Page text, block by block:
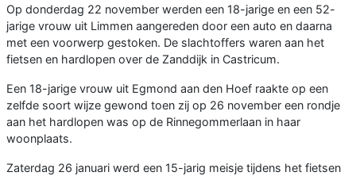
Op donderdag 22 november werden een 18-jarige en een 52-
jarige vrouw uit Limmen aangereden door een auto en daarna
met een voorwerp gestoken. De slachtoffers waren aan het
fietsen en hardlopen over de Zanddijk in Castricum.
Een 18-jarige vrouw uit Egmond aan den Hoef raakte op een
zelfde soort wijze gewond toen zij op 26 november een rondje
aan het hardlopen was op de Rinnegommerlaan in haar
woonplaats.
Zaterdag 26 januari werd een 15-jarig meisje tijdens het fietsen